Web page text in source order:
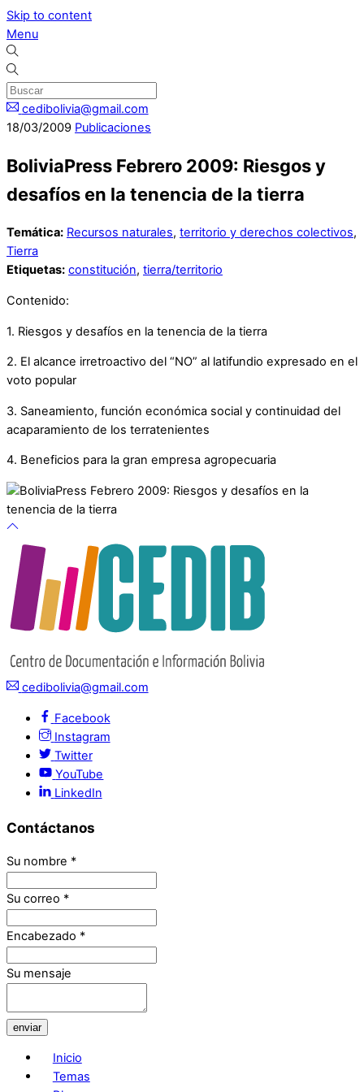
Skip to content
Menu
cedibolivia@gmail.com
18/03/2009 Publicaciones
BoliviaPress Febrero 2009: Riesgos y
desafíos en la tenencia de la tierra
Temática: Recursos naturales, territorio y derechos colectivos,
Tierra
Etiquetas: constitución, tierra/territorio
Contenido:
1. Riesgos y desafíos en la tenencia de la tierra
2. El alcance irretroactivo del “NO” al latifundio expresado en el
voto popular
3. Saneamiento, función económica social y continuidad del
acaparamiento de los terratenientes
4. Beneficios para la gran empresa agropecuaria
cedibolivia@gmail.com
Facebook
Instagram
Twitter
YouTube
LinkedIn
Contáctanos
Su nombre *
Su correo *
Encabezado *
Su mensaje
enviar
Inicio
Temas